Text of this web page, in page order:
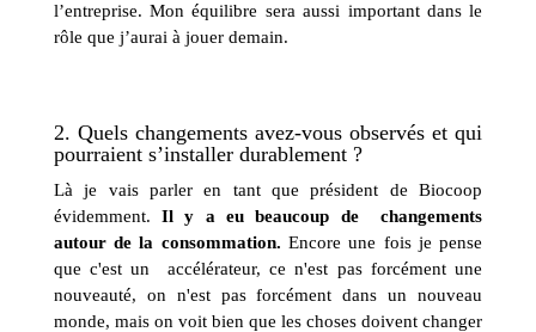
l’entreprise. Mon équilibre sera aussi important dans le
rôle que j’aurai à jouer demain.
2. Quels changements avez-vous observés et qui
pourraient s’installer durablement ?
Là je vais parler en tant que président de Biocoop
évidemment.Il y a eu beaucoup de changements
autour de la consommation. Encore une fois je pense
que c'est un accélérateur, ce n'est pas forcément une
nouveauté, on n'est pas forcément dans un nouveau
monde, mais on voit bien que les choses doivent changer